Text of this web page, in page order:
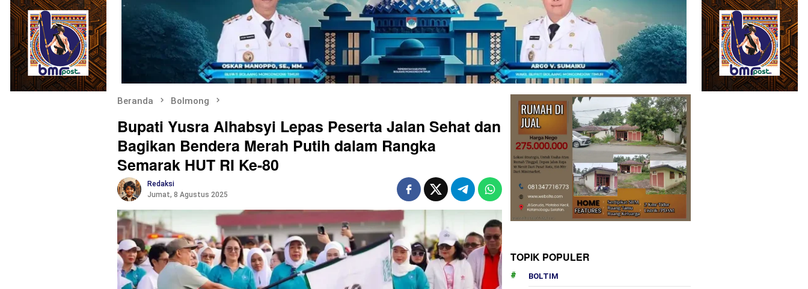
Beranda Bolmong
Bupati Yusra Alhabsyi Lepas Peserta Jalan Sehat dan
Bagikan Bendera Merah Putih dalam Rangka
Semarak HUT RI Ke-80
Redaksi
Jumat, 8 Agustus 2025
TOPIK POPULER
BOLTIM